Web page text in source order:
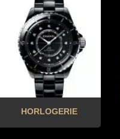
HORLOGERIE